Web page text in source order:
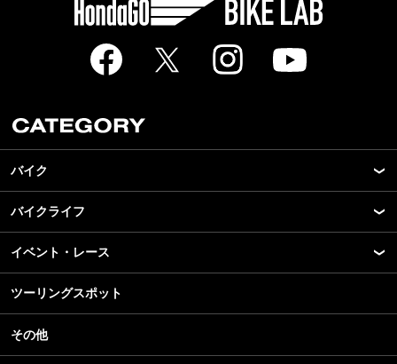
バイク
New Model Show
モデル情報
カスタマイズパーツ
テクノロジー
名車・旧車
ビジネス
バイクライフ
アプリ
ライディングギア
ツーリング
アウトドア
イベント・レース
モータースポーツ
イベント
スクール・レッスン
ツーリングスポット
その他